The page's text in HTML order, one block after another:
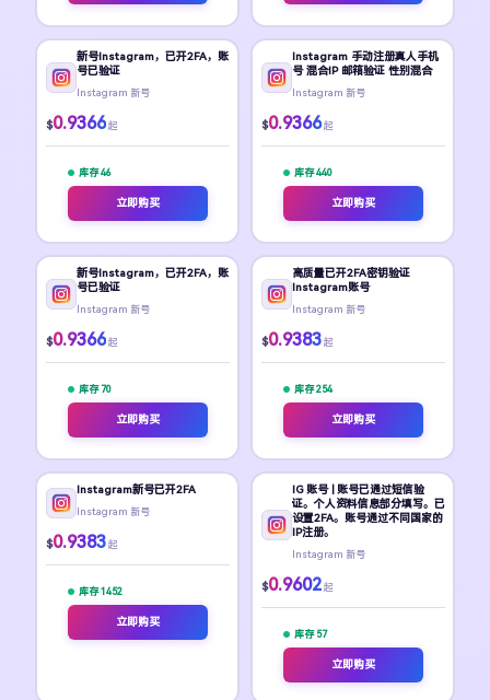
新号Instagram，已开2FA，账
号已验证
Instagram 新号
$0.9366 起
库存 46
立即购买
Instagram 手动注册真人手机
号 混合IP 邮箱验证 性别混合
Instagram 新号
$0.9366 起
库存 440
立即购买
新号Instagram，已开2FA，账
号已验证
Instagram 新号
$0.9366 起
库存 70
立即购买
高质量已开2FA密钥验证
Instagram账号
Instagram 新号
$0.9383 起
库存 254
立即购买
Instagram新号已开2FA
Instagram 新号
$0.9383 起
库存 1452
立即购买
IG 账号 | 账号已通过短信验
证。个人资料信息部分填写。已
设置2FA。账号通过不同国家的
IP注册。
Instagram 新号
$0.9602 起
库存 57
立即购买